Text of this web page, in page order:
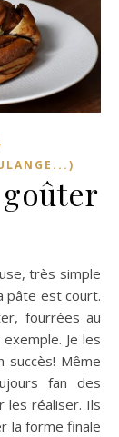
,
goûter
pâte est court.
fourrées au
Je les
succès! Même
fan des
les réaliser. Ils
la forme finale